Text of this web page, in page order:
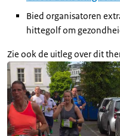
Bied organisatoren
hittegolf om
Zie ook de uitleg over dit